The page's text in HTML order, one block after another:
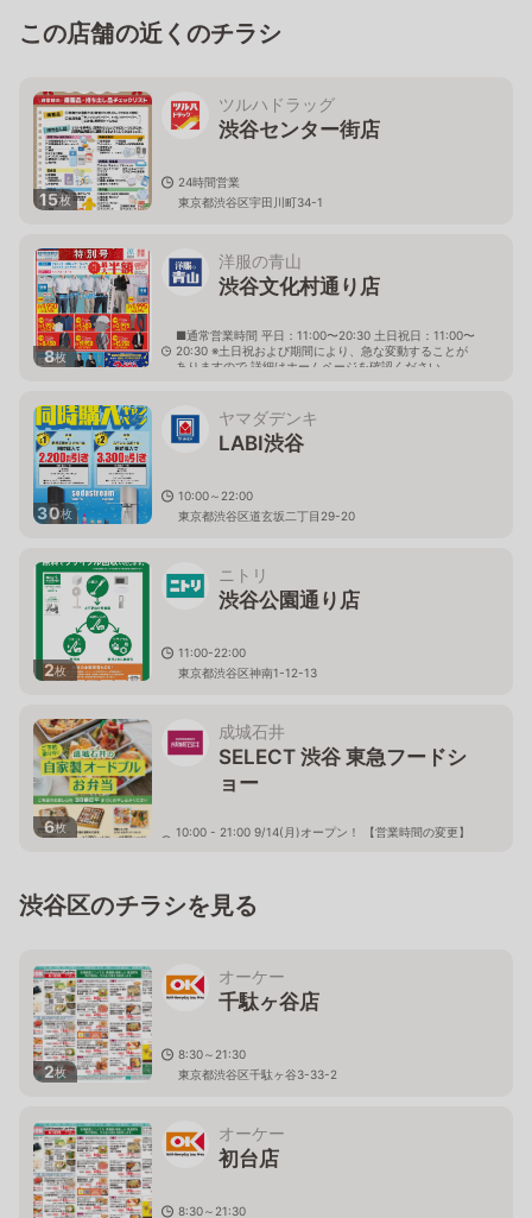
この店舗の近くのチラシ
15枚
ツルハドラッグ
渋谷センター街店
24時間営業
東京都渋谷区宇田川町34-1
8枚
洋服の青山
渋谷文化村通り店
■通常営業時間 平日：11:00〜20:30 土日祝日：11:00〜
20:30 ※土日祝および期間により、急な変動することが
ありますので 詳細はホームページを確認ください
30枚
ヤマダデンキ
LABI渋谷
10:00～22:00
東京都渋谷区道玄坂二丁目29-20
2枚
ニトリ
渋谷公園通り店
11:00-22:00
東京都渋谷区神南1-12-13
6枚
成城石井
SELECT 渋谷 東急フードシ
ョー
10:00 - 21:00 9/14(月)オープン！ 【営業時間の変更】
渋谷区のチラシを見る
2枚
オーケー
千駄ヶ谷店
8:30～21:30
東京都渋谷区千駄ヶ谷3-33-2
オーケー
初台店
8:30～21:30